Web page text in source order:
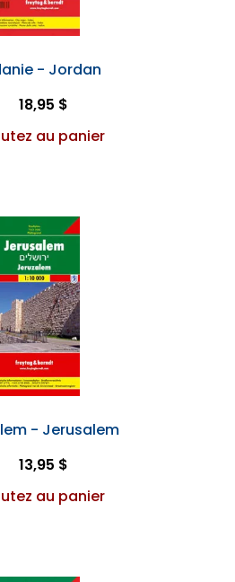
- Jordan
18,95 $
au panier
- Jerusalem
13,95 $
au panier